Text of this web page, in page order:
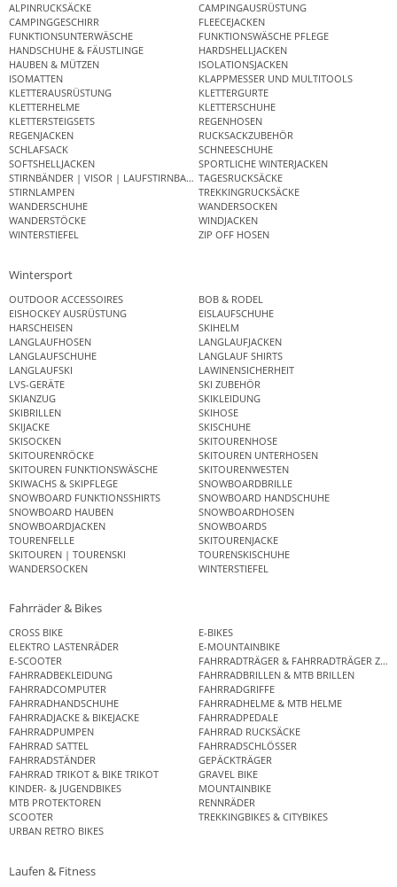
ALPINRUCKSÄCKE
CAMPINGAUSRÜSTUNG
CAMPINGGESCHIRR
FLEECEJACKEN
FUNKTIONSUNTERWÄSCHE
FUNKTIONSWÄSCHE PFLEGE
HANDSCHUHE & FÄUSTLINGE
HARDSHELLJACKEN
HAUBEN & MÜTZEN
ISOLATIONSJACKEN
ISOMATTEN
KLAPPMESSER UND MULTITOOLS
KLETTERAUSRÜSTUNG
KLETTERGURTE
KLETTERHELME
KLETTERSCHUHE
KLETTERSTEIGSETS
REGENHOSEN
REGENJACKEN
RUCKSACKZUBEHÖR
SCHLAFSACK
SCHNEESCHUHE
SOFTSHELLJACKEN
SPORTLICHE WINTERJACKEN
STIRNBÄNDER | VISOR | LAUFSTIRNBANDTAGESRUCKSÄCKE
STIRNLAMPEN
TREKKINGRUCKSÄCKE
WANDERSCHUHE
WANDERSOCKEN
WANDERSTÖCKE
WINDJACKEN
WINTERSTIEFEL
ZIP OFF HOSEN
Wintersport
OUTDOOR ACCESSOIRES
BOB & RODEL
EISHOCKEY AUSRÜSTUNG
EISLAUFSCHUHE
HARSCHEISEN
SKIHELM
LANGLAUFHOSEN
LANGLAUFJACKEN
LANGLAUFSCHUHE
LANGLAUF SHIRTS
LANGLAUFSKI
LAWINENSICHERHEIT
LVS-GERÄTE
SKI ZUBEHÖR
SKIANZUG
SKIKLEIDUNG
SKIBRILLEN
SKIHOSE
SKIJACKE
SKISCHUHE
SKISOCKEN
SKITOURENHOSE
SKITOURENRÖCKE
SKITOUREN UNTERHOSEN
SKITOUREN FUNKTIONSWÄSCHE
SKITOURENWESTEN
SKIWACHS & SKIPFLEGE
SNOWBOARDBRILLE
SNOWBOARD FUNKTIONSSHIRTS
SNOWBOARD HANDSCHUHE
SNOWBOARD HAUBEN
SNOWBOARDHOSEN
SNOWBOARDJACKEN
SNOWBOARDS
TOURENFELLE
SKITOURENJACKE
SKITOUREN | TOURENSKI
TOURENSKISCHUHE
WANDERSOCKEN
WINTERSTIEFEL
Fahrräder & Bikes
CROSS BIKE
E-BIKES
ELEKTRO LASTENRÄDER
E-MOUNTAINBIKE
E-SCOOTER
FAHRRADTRÄGER & FAHRRADTRÄGER
FAHRRADBEKLEIDUNG
FAHRRADBRILLEN & MTB BRILLEN
FAHRRADCOMPUTER
FAHRRADGRIFFE
FAHRRADHANDSCHUHE
FAHRRADHELME & MTB HELME
FAHRRADJACKE & BIKEJACKE
FAHRRADPEDALE
FAHRRADPUMPEN
FAHRRAD RUCKSÄCKE
FAHRRAD SATTEL
FAHRRADSCHLÖSSER
FAHRRADSTÄNDER
GEPÄCKTRÄGER
FAHRRAD TRIKOT & BIKE TRIKOT
GRAVEL BIKE
KINDER- & JUGENDBIKES
MOUNTAINBIKE
MTB PROTEKTOREN
RENNRÄDER
SCOOTER
TREKKINGBIKES & CITYBIKES
URBAN RETRO BIKES
Laufen & Fitness